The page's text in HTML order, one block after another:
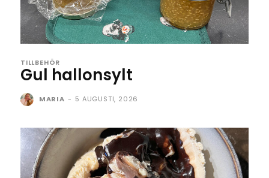
TILLBEHÖR
Gul hallonsylt
MARIA - 5 AUGUSTI, 2026